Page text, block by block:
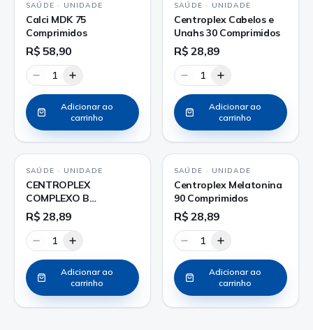
SAÚDE · UNIDADE
Calci MDK 75
Comprimidos
R$ 58,90
1
Adicionar ao
carrinho
SAÚDE · UNIDADE
Centroplex Cabelos e
Unahs 30 Comprimidos
R$ 28,89
1
Adicionar ao
carrinho
SAÚDE · UNIDADE
CENTROPLEX
COMPLEXO B
COMPRIMIDO
R$ 28,89
1
Adicionar ao
carrinho
SAÚDE · UNIDADE
Centroplex Melatonina
90 Comprimidos
R$ 28,89
1
Adicionar ao
carrinho